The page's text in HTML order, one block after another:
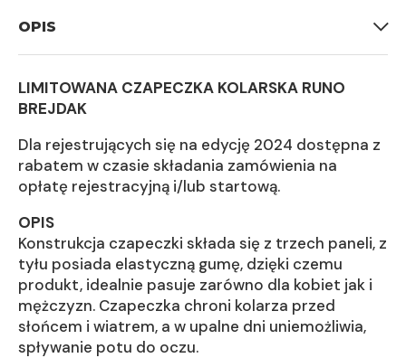
OPIS
LIMITOWANA CZAPECZKA KOLARSKA RUNO
BREJDAK
Dla rejestrujących się na edycję 2024 dostępna z
rabatem w czasie składania zamówienia na
opłatę rejestracyjną i/lub startową.
OPIS
Konstrukcja czapeczki składa się z trzech paneli, z
tyłu posiada elastyczną gumę, dzięki czemu
produkt, idealnie pasuje zarówno dla kobiet jak i
mężczyzn. Czapeczka chroni kolarza przed
słońcem i wiatrem, a w upalne dni uniemożliwia,
spływanie potu do oczu.